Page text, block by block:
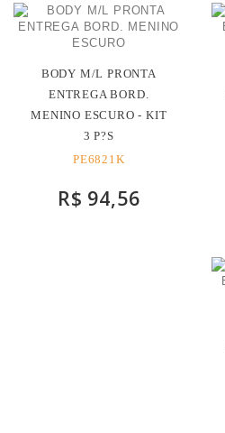
BODY M/L PRONTA
ENTREGA BORD.
MENINO ESCURO - KIT
3 P?S
PE6821K
R$ 94,56